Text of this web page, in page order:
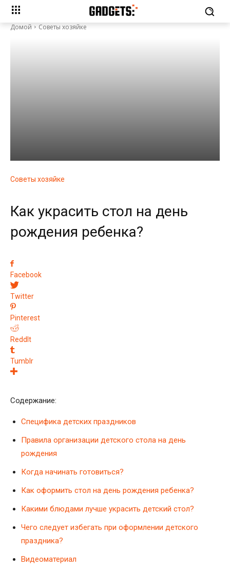
Домой Советы хозяйке
Советы хозяйке
Как украсить стол на день
рождения ребенка?
Facebook
Twitter
Pinterest
ReddIt
Tumblr
Содержание:
Специфика детских праздников
Правила организации детского стола на день
рождения
Когда начинать готовиться?
Как оформить стол на день рождения ребенка?
Какими блюдами лучше украсить детский стол?
Чего следует избегать при оформлении детского
праздника?
Видеоматериал